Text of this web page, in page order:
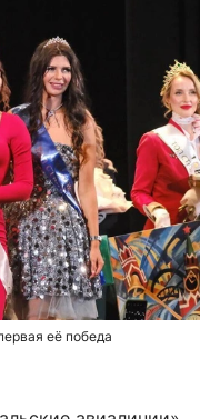
её победа